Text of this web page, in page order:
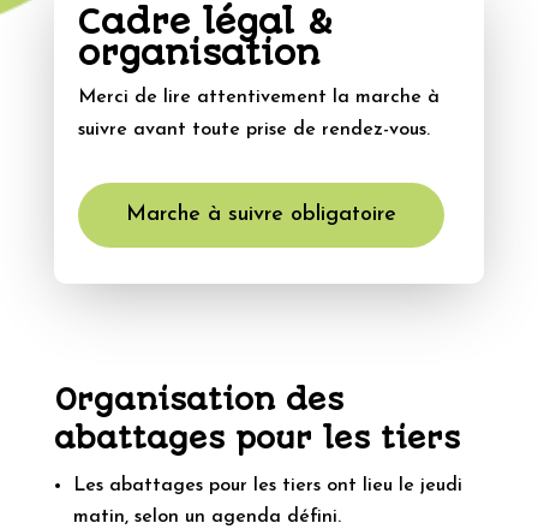
Cadre légal &
organisation
Merci de lire attentivement la marche à
suivre avant toute prise de rendez-vous.
Marche à suivre obligatoire
Organisation des
abattages pour les tiers
Les abattages pour les tiers ont lieu le jeudi
matin, selon un agenda défini.